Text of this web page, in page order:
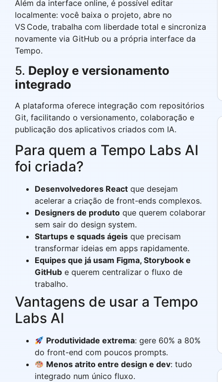
Além da interface online, é possível editar
localmente: você baixa o projeto, abre no
VS Code, trabalha com liberdade total e sincroniza
novamente via GitHub ou a própria interface da
Tempo.
5. Deploy e versionamento
integrado
A plataforma oferece integração com repositórios
Git, facilitando o versionamento, colaboração e
publicação dos aplicativos criados com IA.
Para quem a Tempo Labs AI
foi criada?
Desenvolvedores React que desejam
acelerar a criação de front-ends complexos.
Designers de produto que querem colaborar
sem sair do design system.
Startups e squads ágeis que precisam
transformar ideias em apps rapidamente.
Equipes que já usam Figma, Storybook e
GitHub e querem centralizar o fluxo de
trabalho.
Vantagens de usar a Tempo
Labs AI
Produtividade extrema: gere 60% a 80%
do front-end com poucos prompts.
Menos atrito entre design e dev: tudo
integrado num único fluxo.